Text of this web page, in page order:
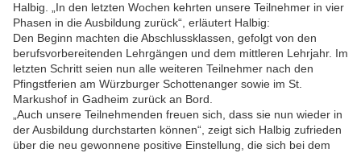
Halbig. „In den letzten Wochen kehrten unsere Teilnehmer in vier
Phasen in die Ausbildung zurück“, erläutert Halbig:
Den Beginn machten die Abschlussklassen, gefolgt von den
berufsvorbereitenden Lehrgängen und dem mittleren Lehrjahr. Im
letzten Schritt seien nun alle weiteren Teilnehmer nach den
Pfingstferien am Würzburger Schottenanger sowie im St.
Markushof in Gadheim zurück an Bord.
„Auch unsere Teilnehmenden freuen sich, dass sie nun wieder in
der Ausbildung durchstarten können“, zeigt sich Halbig zufrieden
über die neu gewonnene positive Einstellung, die sich bei dem